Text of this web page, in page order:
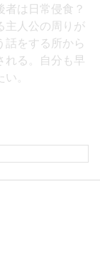
者は日常侵食？
主人公の周りが
話をする所から
れる。自分も早
。